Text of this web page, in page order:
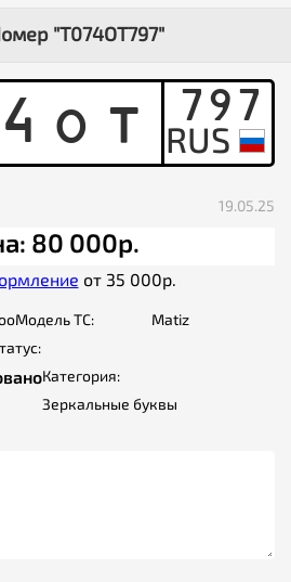
"Т074ОТ797"
4 O T 797
19.05.25
80 000р.
от 35 000р.
Модель ТС:
Matiz
Категория:
Зеркальные буквы